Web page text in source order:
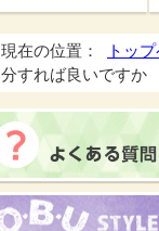
現在の位置： トッ
分すれば良いですか